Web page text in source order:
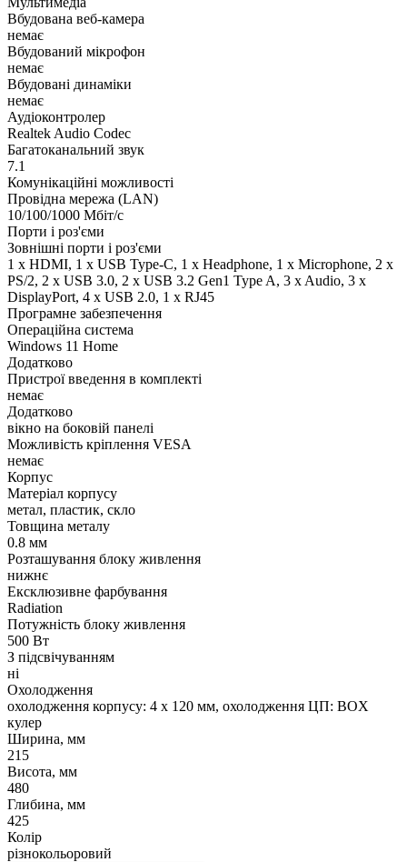
Вбудована веб-камера
немає
Вбудований мікрофон
немає
Вбудовані динаміки
немає
Аудіоконтролер
Realtek Audio Codec
Багатоканальний звук
7.1
Комунікаційні можливості
Провідна мережа (LAN)
10/100/1000 Мбіт/с
Порти і роз'єми
Зовнішні порти і роз'єми
1 x HDMI, 1 x USB Type-C, 1 x Нeadphone, 1 х Microphone, 2 x
PS/2, 2 x USB 3.0, 2 x USB 3.2 Gen1 Type A, 3 x Audio, 3 x
DisplayPort, 4 x USB 2.0, 1 x RJ45
Програмне забезпечення
Операційна система
Windows 11 Home
Додатково
Пристрої введення в комплекті
немає
Додатково
вікно на боковій панелі
Можливість кріплення VESA
немає
Корпус
Матеріал корпусу
метал, пластик, скло
Товщина металу
0.8 мм
Розташування блоку живлення
нижнє
Ексклюзивне фарбування
Radiation
Потужність блоку живлення
500 Вт
З підсвічуванням
ні
Охолодження
охолодження корпусу: 4 x 120 мм, охолодження ЦП: BOX
кулер
Ширина, мм
215
Висота, мм
480
Глибина, мм
425
Колір
різнокольоровий